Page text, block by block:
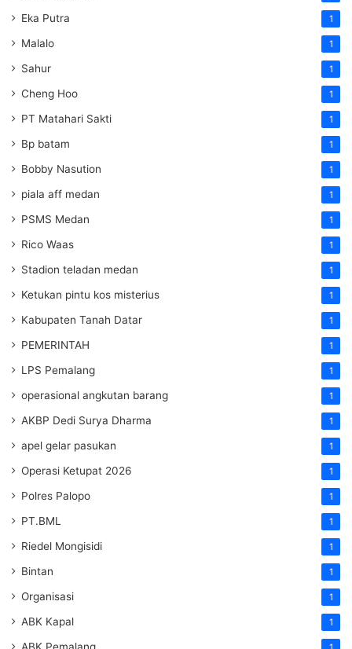
Eka Putra 1
Malalo 1
Sahur 1
Cheng Hoo 1
PT Matahari Sakti 1
Bp batam 1
Bobby Nasution 1
piala aff medan 1
PSMS Medan 1
Rico Waas 1
Stadion teladan medan 1
Ketukan pintu kos misterius 1
Kabupaten Tanah Datar 1
PEMERINTAH 1
LPS Pemalang 1
operasional angkutan barang 1
AKBP Dedi Surya Dharma 1
apel gelar pasukan 1
Operasi Ketupat 2026 1
Polres Palopo 1
PT.BML 1
Riedel Mongisidi 1
Bintan 1
Organisasi 1
ABK Kapal 1
ABK Pemalang